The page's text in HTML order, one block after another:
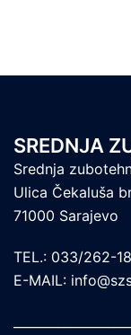
SREDNJA
Srednja
Ulica Čekaluša
71000 Sarajevo
TEL.: 033/262-
E-MAIL: